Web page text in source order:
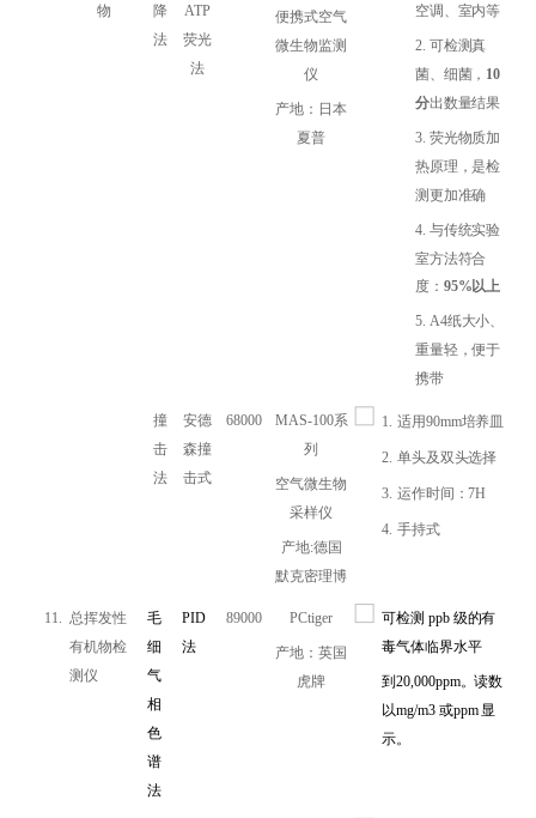
物
降
法
ATP
荧光
法
便携式空气
微生物监测
仪
产地：日本
夏普
空调、室内等
2. 可检测真
菌、细菌， 10
分出数量结果
3. 荧光物质加
热原理，是检
测更加准确
4. 与传统实验
室方法符合
度： 95%以上
5. A4纸大小、
重量轻，便于
携带
撞
击
法
安德
森撞
击式
68000
MAS-100系
列
空气微生物
采样仪
产地:德国
默克密理博
1. 适用90mm培养皿
2. 单头及双头选择
3. 运作时间：7H
4. 手持式
11. 总挥发性
有机物检
测仪
毛
细
气
相
色
谱
法
PID
法
89000 PCtiger
产地：英国
虎牌
可检测 ppb 级的有
毒气体临界水平
到20,000ppm。读数
以mg/m3 或ppm 显
示。